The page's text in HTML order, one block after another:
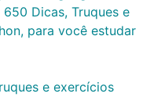
Dicas, Truques e
para você estudar
e exercícios